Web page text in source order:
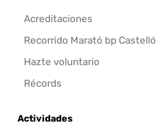
Acreditaciones
Recorrido Marató bp Castelló
Hazte voluntario
Récords
Actividades